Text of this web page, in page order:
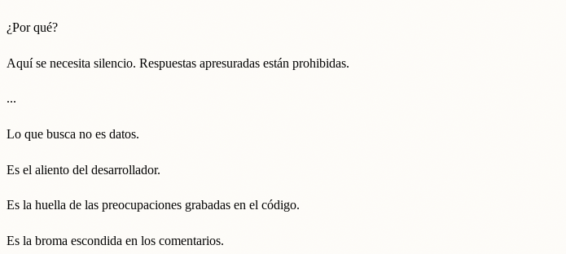
¿Por qué?
Aquí se necesita silencio. Respuestas apresuradas están prohibidas.
...
Lo que busca no es datos.
Es el aliento del desarrollador.
Es la huella de las preocupaciones grabadas en el código.
Es la broma escondida en los comentarios.